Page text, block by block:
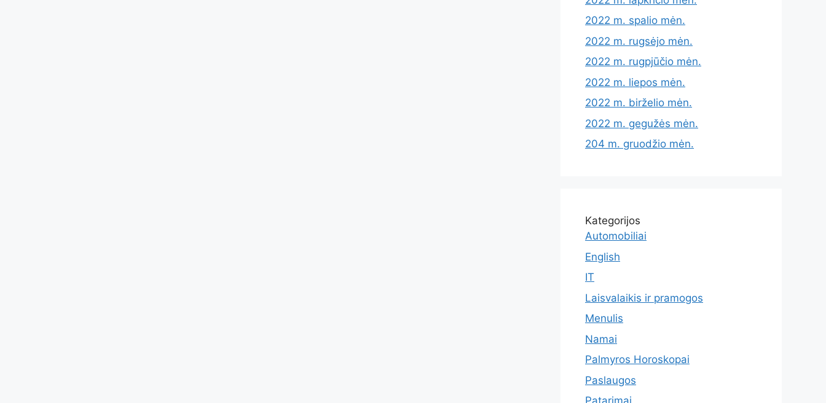
2022 m. spalio mėn.
2022 m. rugsėjo mėn.
2022 m. rugpjūčio mėn.
2022 m. liepos mėn.
2022 m. birželio mėn.
2022 m. gegužės mėn.
204 m. gruodžio mėn.
Kategorijos
Automobiliai
English
IT
Laisvalaikis ir pramogos
Menulis
Namai
Palmyros Horoskopai
Paslaugos